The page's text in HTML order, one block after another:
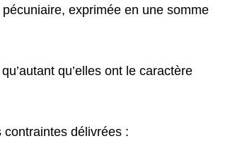
pécuniaire, exprimée en une somme
qu’elles ont le caractère
contraintes délivrées :